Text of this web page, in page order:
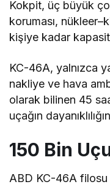
Kokpit, üç büyük
koruması,
kişiye kadar
KC-46A, yalnızca
nakliye ve hava
olarak bilinen 45
uçağın
150 Bin
ABD KC-46A filosu